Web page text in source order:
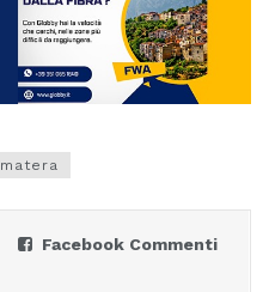
matera
Facebook Commenti